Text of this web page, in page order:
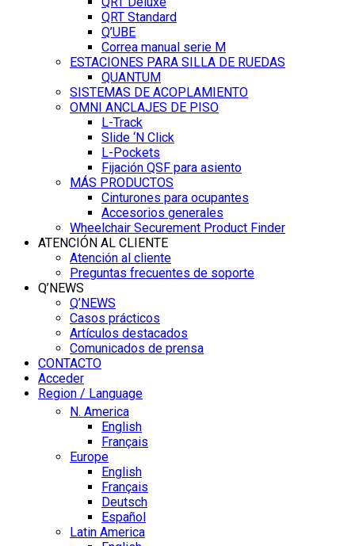
QRT Standard
Q’UBE
Correa manual serie M
ESTACIONES PARA SILLA DE RUEDAS
QUANTUM
SISTEMAS DE ACOPLAMIENTO
OMNI ANCLAJES DE PISO
L-Track
Slide ‘N Click
L-Pockets
Fijación QSF para asiento
MÁS PRODUCTOS
Cinturones para ocupantes
Accesorios generales
Wheelchair Securement Product Finder
ATENCIÓN AL CLIENTE
Atención al cliente
Preguntas frecuentes de soporte
Q’NEWS
Q’NEWS
Casos prácticos
Artículos destacados
Comunicados de prensa
CONTACTO
Acceder
Region / Language
N. America
English
Français
Europe
English
Français
Deutsch
Español
Latin America